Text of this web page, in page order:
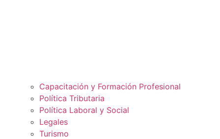
Capacitación y Formación Profesional
Política Tributaria
Política Laboral y Social
Legales
Turismo